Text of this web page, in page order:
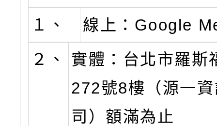
１、
線上：Google
２、
實體：台北市羅斯
272號8樓（源一
司）額滿為止